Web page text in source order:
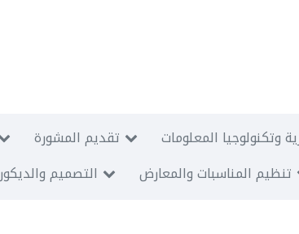
تقديم المشورة
وتكنولوجيا المعلومات
التصميم والديكور تنظيم المناسبات والمعارض